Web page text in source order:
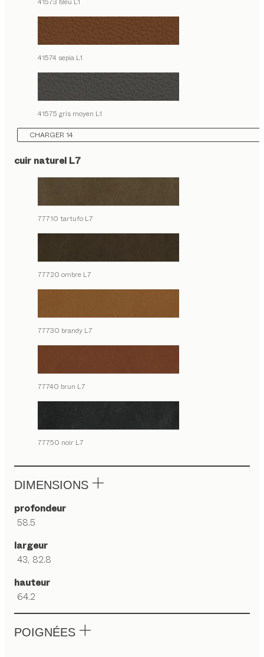
41574 sepia L1
41575 gris moyen L1
CHARGER 14
cuir naturel L7
77710 tartufo L7
77720 ombre L7
77730 brandy L7
77740 brun L7
77750 noir L7
DIMENSIONS
profondeur
58.5
largeur
43, 82.8
hauteur
64.2
POIGNÉES